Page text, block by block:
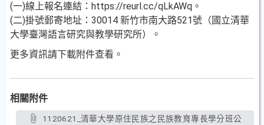
(一)線上報名連結：https://reurl.cc/qLkAWq。
(二)掛號郵寄地址：30014 新竹市南大路521號（國立清華
大學臺灣語言研究與教學研究所）。
更多資訊請下載附件查看。
相關附件